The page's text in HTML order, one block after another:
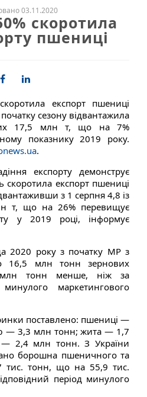
03.11.2020
скоротила
пшениці
експорт пшениці
сезону відвантажила
17,5 млн т, що на 7%
показнику 2019 року.
.
експорту демонструє
скоротила експорт пшениці
з 1 серпня 4,8 із
т, що на 26% перевищує
у 2019 році, інформує
2020 року з початку МР з
16,5 млн тонн зернових
тонн менше, ніж за
маркетингового
поставлено: пшениці —
— 3,3 млн тонн; жита — 1,7
— 2,4 млн тонн. З України
борошна пшеничного та
тис. тонн, що на 55,9 тис.
період минулого